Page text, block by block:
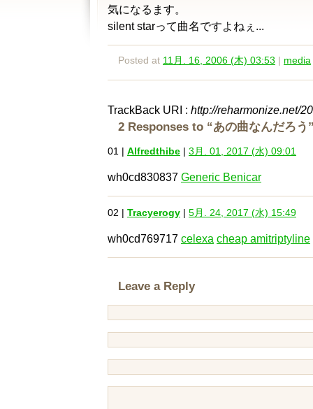
気になるます。
silent starって曲名ですよねぇ...
Posted at 11月. 16, 2006 (木) 03:53 media
TrackBack URI : http://reharmonize.net/
2 Responses to “あの曲なんだろう
01 | Alfredthibe 3月. 01, 2017 (水) 09:01
wh0cd830837 Generic Benicar
02 | Tracyerogy 5月. 24, 2017 (水) 15:49
wh0cd769717 celexa cheap amitriptyline
Leave a Reply